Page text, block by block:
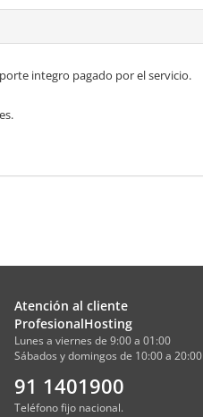
integro pagado por el servicio.
Atención al cliente
ProfesionalHosting
Lunes a viernes de 9:00 a 01:00
Sábados y domingos de 10:00 a 20:00
91 1401900
Teléfono fijo nacional.